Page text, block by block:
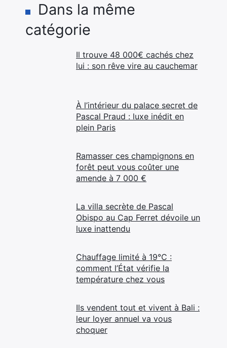
Dans la même
catégorie
Il trouve 48 000€ cachés chez
lui : son rêve vire au cauchemar
À l’intérieur du palace secret de
Pascal Praud : luxe inédit en
plein Paris
Ramasser ces champignons en
forêt peut vous coûter une
amende à 7 000 €
La villa secrète de Pascal
Obispo au Cap Ferret dévoile un
luxe inattendu
Chauffage limité à 19°C :
comment l’État vérifie la
température chez vous
Ils vendent tout et vivent à Bali :
leur loyer annuel va vous
choquer